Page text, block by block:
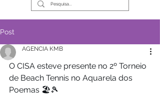
Post
AGENCIA KMB
O CISA esteve presente no 2º Torneio
de Beach Tennis no Aquarela dos
Poemas 🏖️🎾